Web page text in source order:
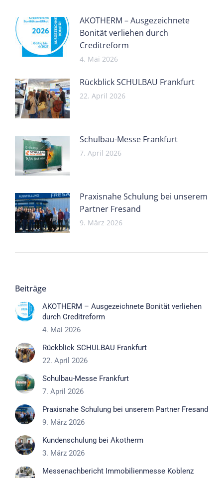
AKOTHERM – Ausgezeichnete
Bonität verliehen durch
Creditreform
4. Mai 2026
Rückblick SCHULBAU Frankfurt
22. April 2026
Schulbau-Messe Frankfurt
7. April 2026
Praxisnahe Schulung bei unserem
Partner Fresand
9. März 2026
Beiträge
AKOTHERM – Ausgezeichnete Bonität verliehen
durch Creditreform
4. Mai 2026
Rückblick SCHULBAU Frankfurt
22. April 2026
Schulbau-Messe Frankfurt
7. April 2026
Praxisnahe Schulung bei unserem Partner Fresand
9. März 2026
Kundenschulung bei Akotherm
3. März 2026
Messenachbericht Immobilienmesse Koblenz